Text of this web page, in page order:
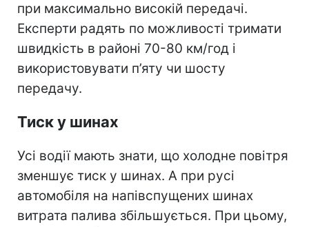
при максимально високій передачі.
Експерти радять по можливості тримати
швидкість в районі 70-80 км/год і
використовувати п’яту чи шосту
передачу.
Тиск у шинах
Усі водії мають знати, що холодне повітря
зменшує тиск у шинах. А при русі
автомобіля на напівспущених шинах
витрата палива збільшується. При цьому,